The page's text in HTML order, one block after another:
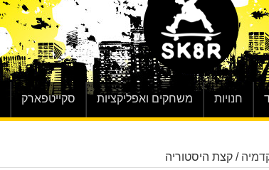
חנויות משחקים ואפליקציות סקייטפארק
/ קצת היסטוריה